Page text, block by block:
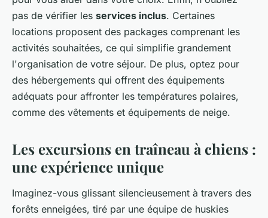
pas de vérifier les services inclus. Certaines
locations proposent des packages comprenant les
activités souhaitées, ce qui simplifie grandement
l'organisation de votre séjour. De plus, optez pour
des hébergements qui offrent des équipements
adéquats pour affronter les températures polaires,
comme des vêtements et équipements de neige.
Les excursions en traîneau à chiens :
une expérience unique
Imaginez-vous glissant silencieusement à travers des
forêts enneigées, tiré par une équipe de huskies